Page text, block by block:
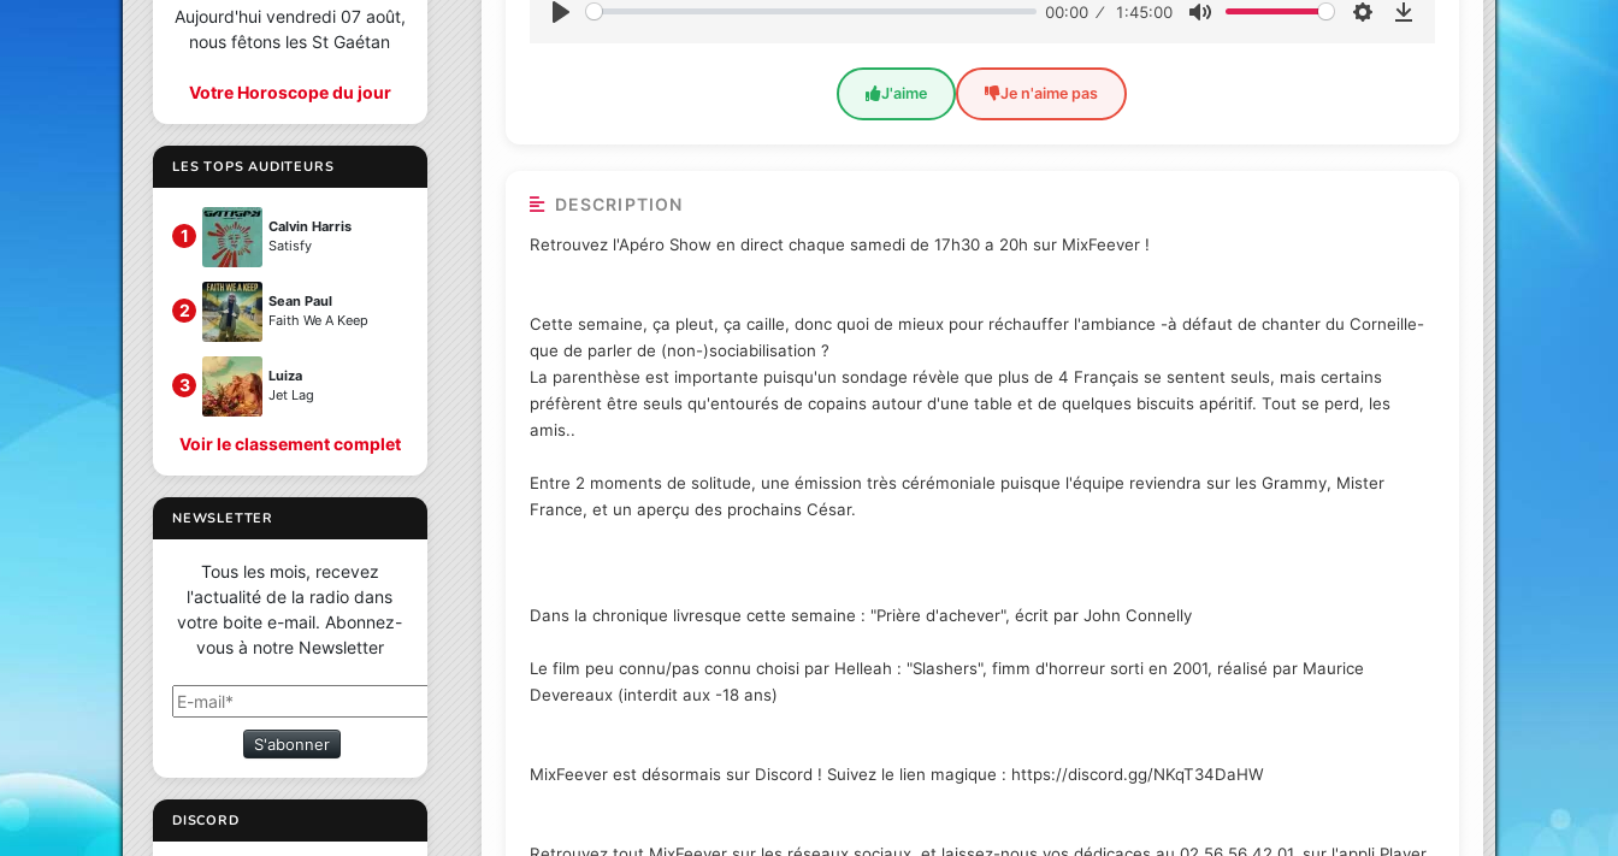
Aujourd'hui vendredi 07 août,
nous fêtons les St Gaétan
Votre Horoscope du jour
LES TOPS AUDITEURS
1
Calvin Harris
Satisfy
2
Sean Paul
Faith We A Keep
3
Luiza
Jet Lag
Voir le classement complet
NEWSLETTER
Tous les mois, recevez
l'actualité de la radio dans
votre boite e-mail. Abonnez-
vous à notre Newsletter
S'abonner
DISCORD
00:00 1:45:00
J'aime Je n'aime pas
DESCRIPTION
Retrouvez l'Apéro Show en direct chaque samedi de 17h30 a 20h sur MixFeever !
Cette semaine, ça pleut, ça caille, donc quoi de mieux pour réchauffer l'ambiance -à défaut de chanter du Corneille-
que de parler de (non-)sociabilisation ?
La parenthèse est importante puisqu'un sondage révèle que plus de 4 Français se sentent seuls, mais certains
préfèrent être seuls qu'entourés de copains autour d'une table et de quelques biscuits apéritif. Tout se perd, les
amis..
Entre 2 moments de solitude, une émission très cérémoniale puisque l'équipe reviendra sur les Grammy, Mister
France, et un aperçu des prochains César.
Dans la chronique livresque cette semaine : "Prière d'achever", écrit par John Connelly
Le film peu connu/pas connu choisi par Helleah : "Slashers", fimm d'horreur sorti en 2001, réalisé par Maurice
Devereaux (interdit aux -18 ans)
MixFeever est désormais sur Discord ! Suivez le lien magique : https://discord.gg/NKqT34DaHW